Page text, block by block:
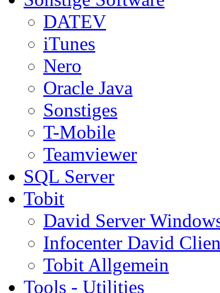
DATEV
iTunes
Nero
Oracle Java
Sonstiges
T-Mobile
Teamviewer
SQL Server
Tobit
David Server
Infocenter David
Tobit Allgemein
Tools - Utilities